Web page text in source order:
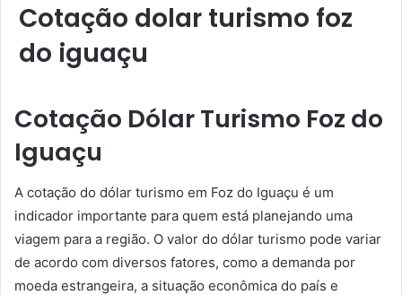
Cotação dolar turismo foz
do iguaçu​
Cotação Dólar Turismo Foz do
Iguaçu
A cotação do dólar turismo em Foz do Iguaçu é um
indicador importante para quem está planejando uma
viagem para a região. O valor do dólar turismo pode variar
de acordo com diversos fatores, como a demanda por
moeda estrangeira, a situação econômica do país e